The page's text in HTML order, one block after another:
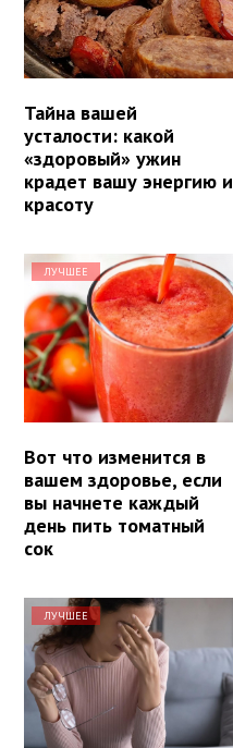
Тайна вашей
усталости: какой
«здоровый» ужин
крадет вашу энергию и
красоту
ЛУЧШЕЕ
Вот что изменится в
вашем здоровье, если
вы начнете каждый
день пить томатный
сок
ЛУЧШЕЕ